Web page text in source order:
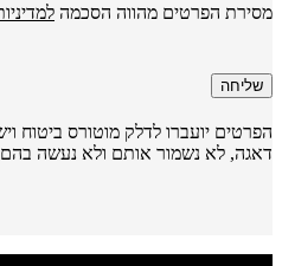
הפרטים מהווה הסכמה למדיניות
שליחה
יועברו לדלק מוטורס ביטוח
לא נשמור אותם ולא נעשה בהם